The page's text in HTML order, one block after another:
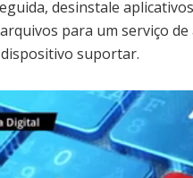
desinstale
para um serviço
suportar.